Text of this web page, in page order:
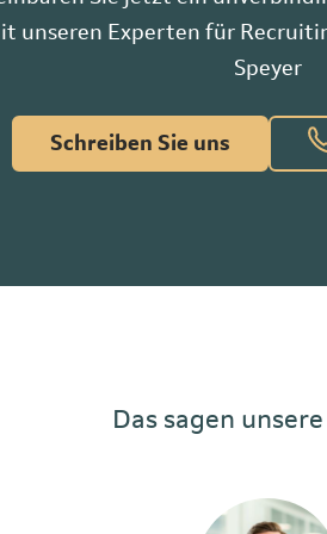
unseren Experten für
Speyer
Schreiben Sie uns
Das sagen